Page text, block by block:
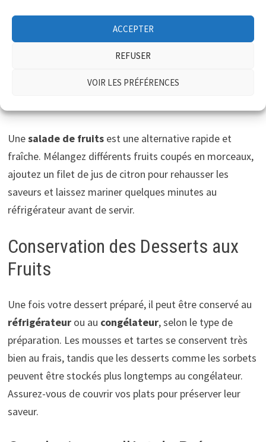
ACCEPTER
REFUSER
VOIR LES PRÉFÉRENCES
Pour un dessert léger, optez pour unemousse de
. Mixez vos fruits avec un peu de sucre et de la
crème montées. Laissez reposer au frais pour une
Unesalade de fruits est une alternative rapide et
fraîche. Mélangez différents fruits coupés en morceaux,
ajoutez un filet de jus de citron pour rehausser les
saveurs et laissez mariner quelques minutes au
réfrigérateur avant de servir.
Conservation des Desserts aux
Fruits
Une fois votre dessert préparé, il peut être conservé au
réfrigérateur ou au congélateur, selon le type de
préparation. Les mousses et tartes se conservent très
bien au frais, tandis que les desserts comme les sorbets
peuvent être stockés plus longtemps au congélateur.
Assurez-vous de couvrir vos plats pour préserver leur
saveur.